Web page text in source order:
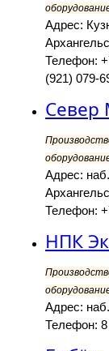
Адрес:
Телефон:
(921) 079-
Север
Адрес:
Телефон:
НПК
Адрес:
Телефон: 8